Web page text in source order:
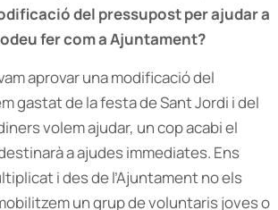
del pressupost per ajudar a
fer com a Ajuntament?
aprovar una modificació del
gastat de la festa de Sant Jordi i del
volem ajudar, un cop acabi el
a ajudes immediates. Ens
i des de l’Ajuntament no els
un grup de voluntaris joves o